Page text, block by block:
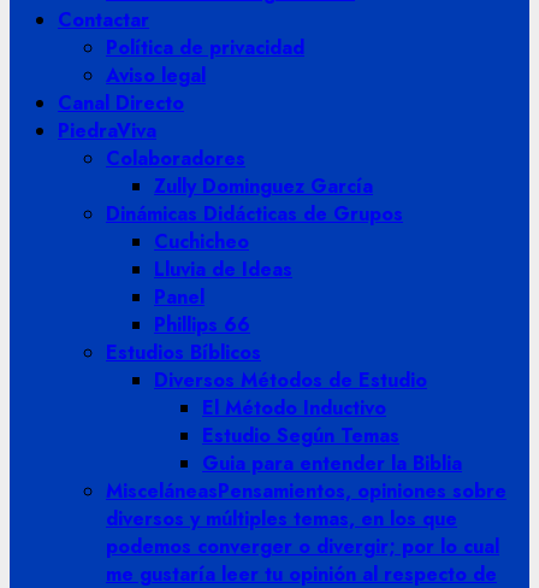
Contactar
Política de privacidad
Aviso legal
Canal Directo
PiedraViva
Colaboradores
Zully Dominguez García
Dinámicas Didácticas de Grupos
Cuchicheo
Lluvia de Ideas
Panel
Phillips 66
Estudios Bíblicos
Diversos Métodos de Estudio
El Método Inductivo
Estudio Según Temas
Guia para entender la Biblia
MisceláneasPensamientos, opiniones sobre
diversos y múltiples temas, en los que
podemos converger o divergir; por lo cual
me gustaría leer tu opinión al respecto de